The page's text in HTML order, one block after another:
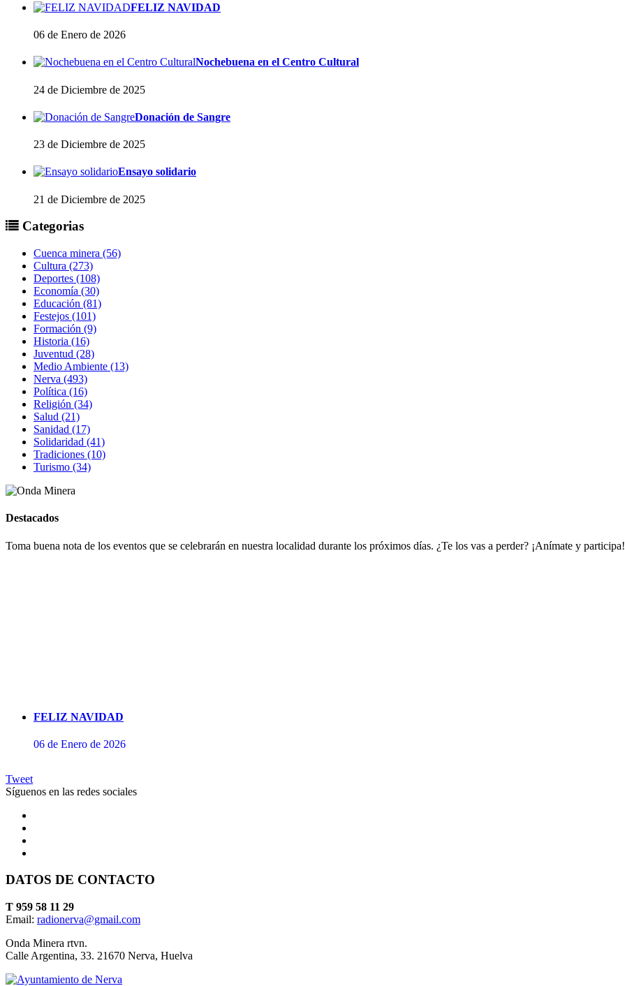
FELIZ NAVIDAD
06 de Enero de 2026
Nochebuena en el Centro Cultural
24 de Diciembre de 2025
Donación de Sangre
23 de Diciembre de 2025
Ensayo solidario
21 de Diciembre de 2025
Categorias
Cuenca minera (56)
Cultura (273)
Deportes (108)
Economía (30)
Educación (81)
Festejos (101)
Formación (9)
Historia (16)
Juventud (28)
Medio Ambiente (13)
Nerva (493)
Política (16)
Religión (34)
Salud (21)
Sanidad (17)
Solidaridad (41)
Tradiciones (10)
Turismo (34)
Destacados
Toma buena nota de los eventos que se celebrarán en nuestra localidad durante los próximos días. ¿Te los vas a perder? ¡Anímate y participa!
FELIZ NAVIDAD
06 de Enero de 2026
Concierto de Perianes
Tweet
Síguenos en las redes sociales
DATOS DE CONTACTO
T 959 58 11 29
Email: radionerva@gmail.com
Onda Minera rtvn.
Calle Argentina, 33. 21670 Nerva, Huelva